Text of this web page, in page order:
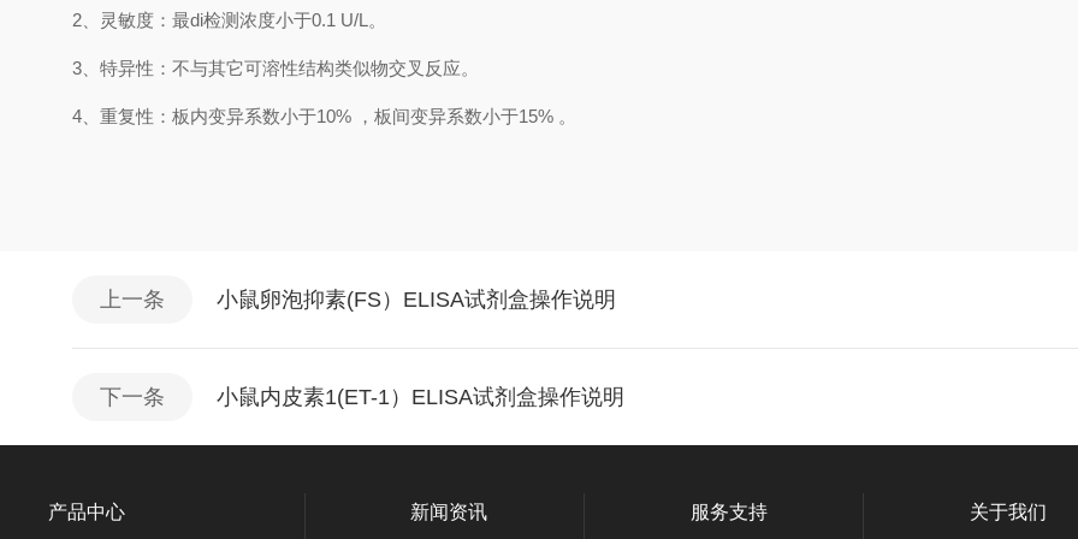
2、 灵敏度：最di检测浓度小于0.1 U/L 。
3、 特异性：不与其它可溶性结构类似物交叉反应。
4、 重复性：板内变异系数小于10% ， 板间变异系数小于15% 。
上一条 小鼠卵泡抑素(FS）ELISA试剂盒操作说明
下一条 小鼠内皮素1(ET-1）ELISA试剂盒操作说明
产品中心 新闻资讯 服务支持 关于我们